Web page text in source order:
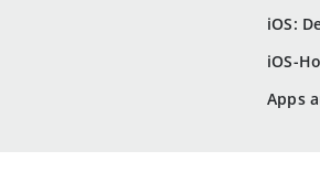
iOS:
iOS-
Apps